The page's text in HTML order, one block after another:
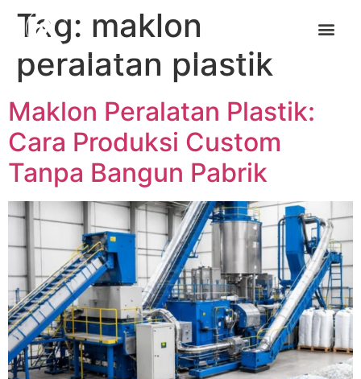
Tag: maklon
peralatan plastik
Maklon Peralatan Plastik:
Cara Produksi Custom
Tanpa Bangun Pabrik